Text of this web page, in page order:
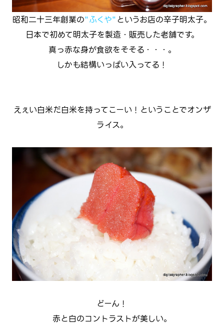
昭和二十三年創業の"ふくや" というお店の辛子明太子。
日本で初めて明太子を製造・販売した老舗です。
真っ赤な身が食欲をそそる・・・。
しかも結構いっぱい入ってる！
えぇい白米だ白米を持ってこーい！ということでオンザ
ライス。
どーん！
赤と白のコントラストが美しい。